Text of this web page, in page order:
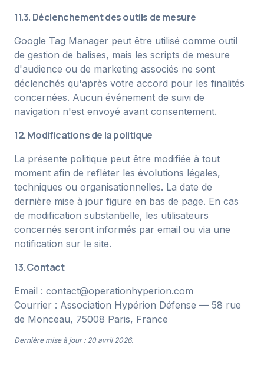
11.3. Déclenchement des outils de mesure
Google Tag Manager peut être utilisé comme outil
de gestion de balises, mais les scripts de mesure
d'audience ou de marketing associés ne sont
déclenchés qu'après votre accord pour les finalités
concernées. Aucun événement de suivi de
navigation n'est envoyé avant consentement.
12. Modifications de la politique
La présente politique peut être modifiée à tout
moment afin de refléter les évolutions légales,
techniques ou organisationnelles. La date de
dernière mise à jour figure en bas de page. En cas
de modification substantielle, les utilisateurs
concernés seront informés par email ou via une
notification sur le site.
13. Contact
Email : contact@operationhyperion.com
Courrier : Association Hypérion Défense — 58 rue
de Monceau, 75008 Paris, France
Dernière mise à jour : 20 avril 2026.